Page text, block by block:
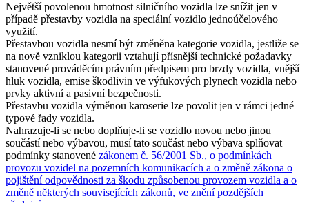
Největší povolenou hmotnost silničního vozidla lze snížit jen v
případě přestavby vozidla na speciální vozidlo jednoúčelového
využití.
Přestavbou vozidla nesmí být změněna kategorie vozidla, jestliže se
na nově vzniklou kategorii vztahují přísnější technické požadavky
stanovené prováděcím právním předpisem pro brzdy vozidla, vnější
hluk vozidla, emise škodlivin ve výfukových plynech vozidla nebo
prvky aktivní a pasivní bezpečnosti.
Přestavbu vozidla výměnou karoserie lze povolit jen v rámci jedné
typové řady vozidla.
Nahrazuje-li se nebo doplňuje-li se vozidlo novou nebo jinou
součástí nebo výbavou, musí tato součást nebo výbava splňovat
podmínky stanovené zákonem č. 56/2001 Sb., o podmínkách
provozu vozidel na pozemních komunikacích a o změně zákona o
pojištění odpovědnosti za škodu způsobenou provozem vozidla a o
změně některých souvisejících zákonů, ve znění pozdějších